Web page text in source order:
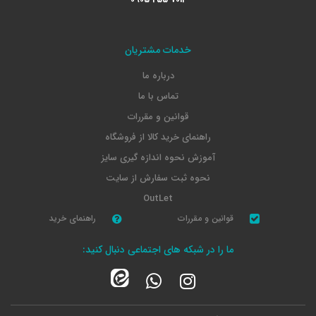
خدمات مشتریان
درباره ما
تماس با ما
قوانین و مقررات
راهنمای خرید کالا از فروشگاه
آموزش نحوه اندازه گیری سایز
نحوه ثبت سفارش از سایت
OutLet
قوانین و مقررات راهنمای خرید
ما را در شبکه های اجتماعی دنبال کنید: